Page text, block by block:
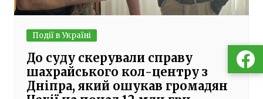
Події в Україні
До суду скерували справу
шахрайського кол-центру з
Дніпра, який ошукав громадян